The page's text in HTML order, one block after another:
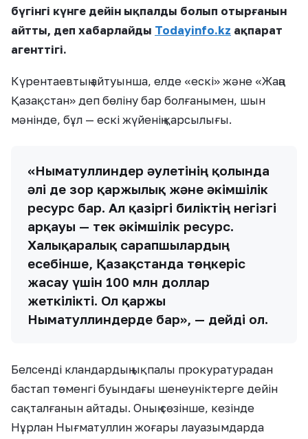
бүгінгі күнге дейін ықпалды болып отырғанын
айтты, деп хабарлайды Todayinfo.kz ақпарат
агенттігі.
Күрентаевтың айтуынша, елде «ескі» және «Жаңа
Қазақстан» деп бөліну бар болғанымен, шын
мәнінде, бұл — ескі жүйенің қарсылығы.
«Нығматуллиндер әулетінің қолында
әлі де зор қаржылық және әкімшілік
ресурс бар. Ал қазіргі биліктің негізгі
арқауы — тек әкімшілік ресурс.
Халықаралық сарапшылардың
есебінше, Қазақстанда төңкеріс
жасау үшін 100 млн доллар
жеткілікті. Ол қаржы
Нығматуллиндерде бар», — дейді ол.
Белсенді кландардың ықпалы прокуратурадан
бастап төменгі буындағы шенеуніктерге дейін
сақталғанын айтады. Оның сөзінше, кезінде
Нұрлан Нығматуллин жоғары лауазымдарда